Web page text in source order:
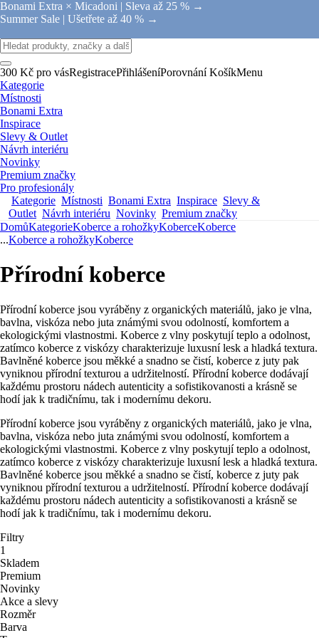
Bonami Extra × Micadoni | Sleva až 25 % →
Summer Sale | Ušetřete až 40 % →
300 Kč pro vásRegistracePřihlášeníPorovnání KošíkMenu
Kategorie
Místnosti
Bonami Extra
Inspirace
Slevy & Outlet
Návrh interiéru
Novinky
Premium značky
Pro profesionály
Kategorie Místnosti Bonami Extra Inspirace Slevy &
Outlet Návrh interiéru Novinky Premium značky
DomůKategorieKoberce a rohožkyKoberceKoberce
...Koberce a rohožkyKoberce
Přírodní koberce
Přírodní koberce jsou vyráběny z organických materiálů, jako je vlna,
bavlna, viskóza nebo juta známými svou odolností, komfortem a
ekologickými vlastnostmi. Koberce z vlny poskytují teplo a odolnost,
zatímco koberce z viskózy charakterizuje luxusní lesk a hladká textura.
Bavlněné koberce jsou měkké a snadno se čistí, koberce z juty pak
vyniknou přírodní texturou a udržitelností. Přírodní koberce dodávají
každému prostoru nádech autenticity a sofistikovanosti a krásně se
hodí jak k tradičnímu, tak i modernímu dekoru.
Přírodní koberce jsou vyráběny z organických materiálů, jako je vlna,
bavlna, viskóza nebo juta známými svou odolností, komfortem a
ekologickými vlastnostmi. Koberce z vlny poskytují teplo a odolnost,
zatímco koberce z viskózy charakterizuje luxusní lesk a hladká textura.
Bavlněné koberce jsou měkké a snadno se čistí, koberce z juty pak
vyniknou přírodní texturou a udržitelností. Přírodní koberce dodávají
každému prostoru nádech autenticity a sofistikovanosti a krásně se
hodí jak k tradičnímu, tak i modernímu dekoru.
Filtry
1
Skladem
Premium
Novinky
Akce a slevy
Rozměr
Barva